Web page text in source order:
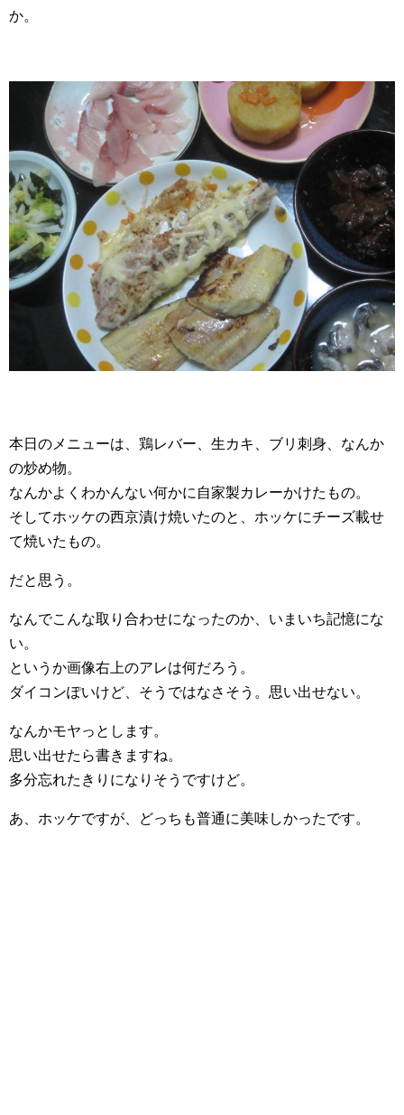
か。
本日のメニューは、鶏レバー、生カキ、ブリ刺身、なんか
の炒め物。
なんかよくわかんない何かに自家製カレーかけたもの。
そしてホッケの西京漬け焼いたのと、ホッケにチーズ載せ
て焼いたもの。
だと思う。
なんでこんな取り合わせになったのか、いまいち記憶にな
い。
というか画像右上のアレは何だろう。
ダイコンぽいけど、そうではなさそう。思い出せない。
なんかモヤっとします。
思い出せたら書きますね。
多分忘れたきりになりそうですけど。
あ、ホッケですが、どっちも普通に美味しかったです。